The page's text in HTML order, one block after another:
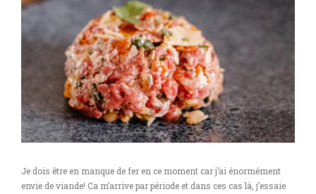
Je dois être en manque de fer en ce moment car j’ai énormément
envie de viande! Ca m’arrive par période et dans ces cas là, j’essaie